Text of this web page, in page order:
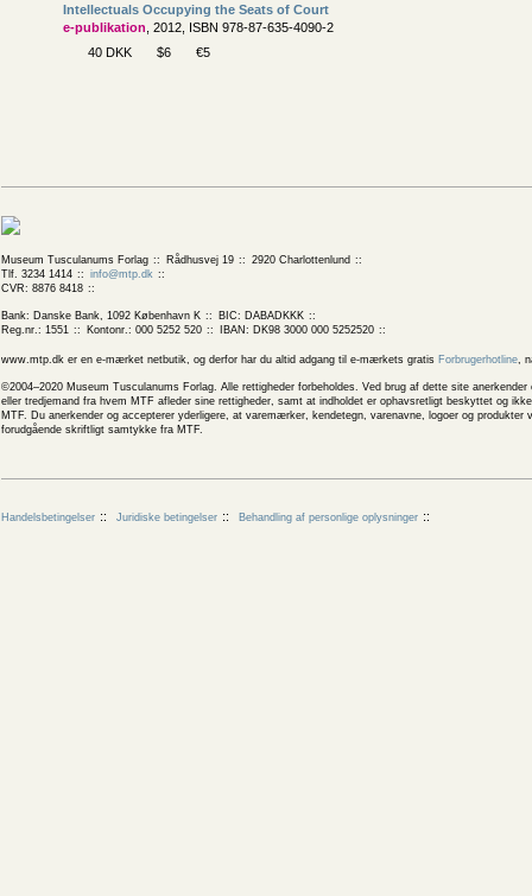
Intellectuals Occupying the Seats of Court
e-publikation , 2012, ISBN 978-87-635-4090-2
40 DKK
$6 €5
Museum Tusculanums Forlag Rådhusvej 19
2920 Charlottenlund
Tlf. 3234 1414
info@mtp.dk
CVR: 8876 8418
Bank: Danske Bank, 1092 København K
BIC: DABADKKK
Reg.nr.: 1551
Kontonr.: 000 5252 520 IBAN: DK98 3000 000 5252520
www.mtp.dk er en e-mærket netbutik, og derfor har du altid adgang til e-mærkets gratis Forbrugerhotline,
©2004–2020 Museum Tusculanums Forlag. Alle rettigheder forbeholdes. Ved brug af dette site
eller tredjemand fra hvem MTF afleder sine rettigheder, samt at indholdet er ophavsretligt beskyttet og
MTF. Du anerkender og accepterer yderligere, at varemærker, kendetegn, varenavne, logoer og
forudgående skriftligt samtykke fra MTF.
Handelsbetingelser Juridiske betingelser Behandling af personlige oplysninger